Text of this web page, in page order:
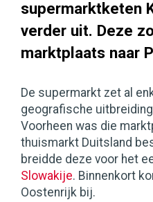
supermarktketen
verder uit. Deze
marktplaats naar
De supermarkt zet al
geografische
Voorheen was die
thuismarkt Duitsland
breidde deze voor het
Slowakije. Binnenkort
Oostenrijk bij.